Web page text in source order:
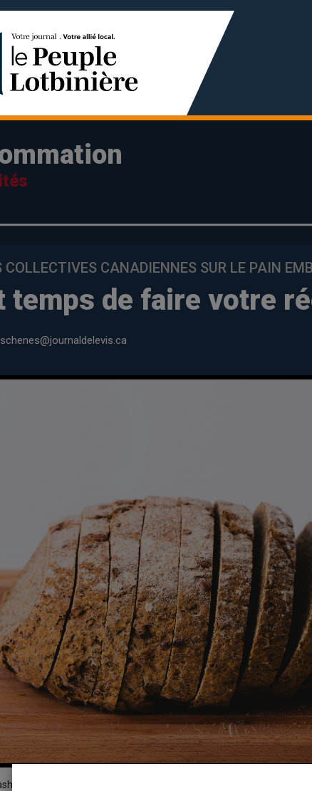
COLLECTIVES CANADIENNES SUR LE PAIN
temps de faire votre
@journaldelevis.ca
- Jude Infantini